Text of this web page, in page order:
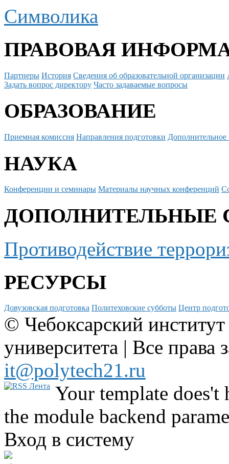
Символика
ПРАВОВАЯ
Партнеры История Сведения об образовательной организации
Задать вопрос директору Часто задаваемые вопросы
ОБРАЗОВАНИЕ
Приемная комиссия Направления подготовки Дополнительное
НАУКА
Конференции и семинары Материалы научных конференций
ДОПОЛНИТЕЛЬНЫЕ
Противодействие
РЕСУРСЫ
Довузовская подготовка Политеховские субботы Центр
© Чебоксарский
университета | Все
it@polytech21.ru
Your template
the module backend
Вход в систему